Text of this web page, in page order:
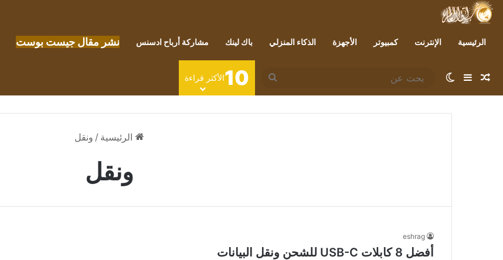
الرئيسية الإنترنت كمبيوتر الأجهزة الذكاء المنزلي باك لينك مشاركة أرباح ادسنس نشر مقال جيست بوست
مقال عشوائي
إضافة عمود جانبي
الوضع المظلم
بحث
عن
10الأكثر قراءة
الرئيسية / ونقل
ونقل
eshrag
أفضل 8 كابلات USB-C للشحن ونقل البيانات